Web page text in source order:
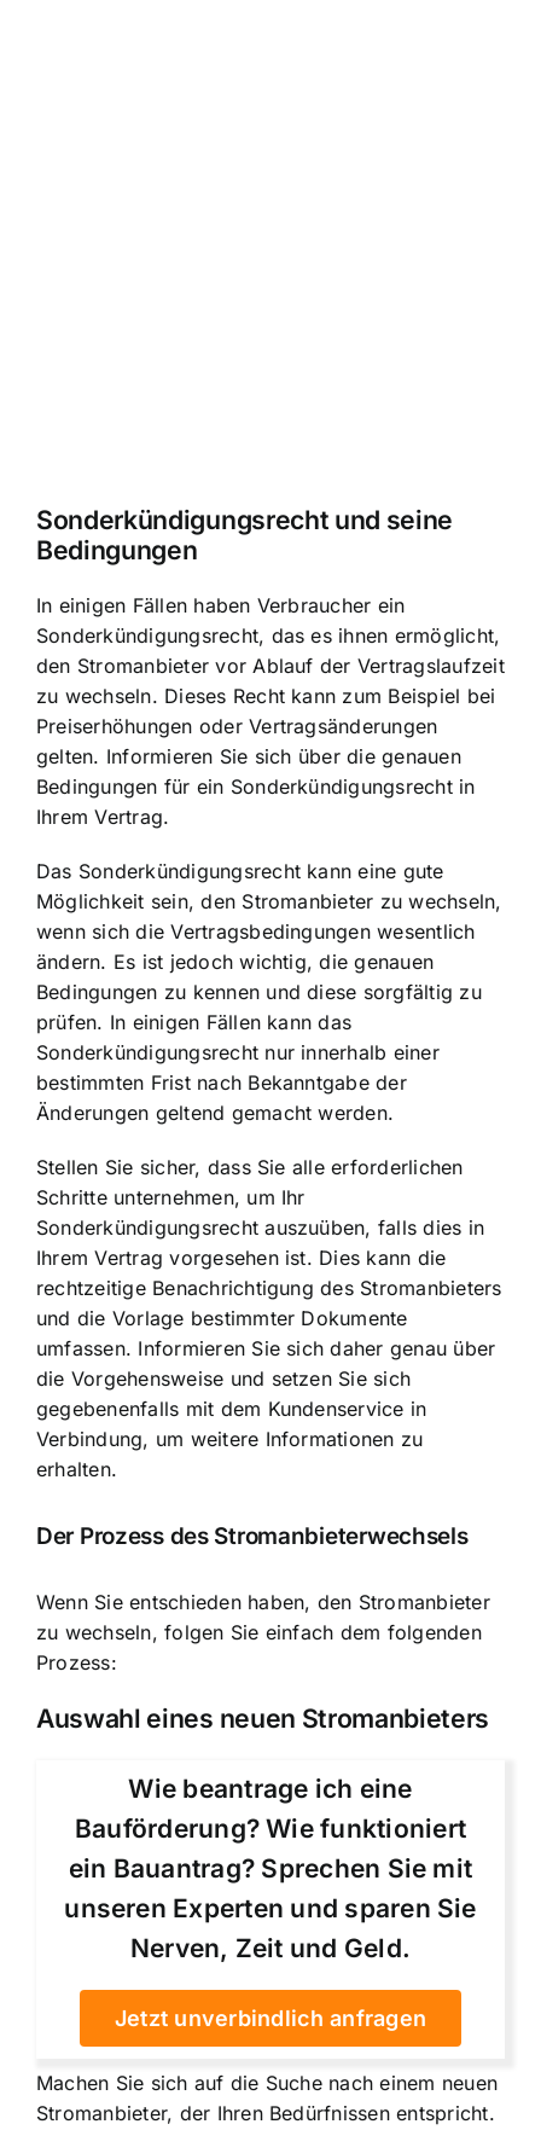
Sonderkündigungsrecht und seine
Bedingungen
In einigen Fällen haben Verbraucher ein
Sonderkündigungsrecht, das es ihnen ermöglicht,
den Stromanbieter vor Ablauf der Vertragslaufzeit
zu wechseln. Dieses Recht kann zum Beispiel bei
Preiserhöhungen oder Vertragsänderungen
gelten. Informieren Sie sich über die genauen
Bedingungen für ein Sonderkündigungsrecht in
Ihrem Vertrag.
Das Sonderkündigungsrecht kann eine gute
Möglichkeit sein, den Stromanbieter zu wechseln,
wenn sich dieVertragsbedingungen wesentlich
ändern. Es ist jedoch wichtig, die genauen
Bedingungen zu kennen und diese sorgfältig zu
prüfen. In einigen Fällen kann das
Sonderkündigungsrecht nur innerhalb einer
bestimmten Frist nach Bekanntgabe der
Änderungen geltend gemacht werden.
Stellen Sie sicher, dass Sie alle erforderlichen
Schritte unternehmen, um Ihr
Sonderkündigungsrecht auszuüben, falls dies in
Ihrem Vertrag vorgesehen ist. Dies kann die
rechtzeitige Benachrichtigung des Stromanbieters
und die Vorlage bestimmter Dokumente
umfassen. Informieren Sie sich daher genau über
die Vorgehensweise und setzen Sie sich
gegebenenfalls mit dem Kundenservice in
Verbindung, um weitere Informationen zu
erhalten.
Der Prozess des Stromanbieterwechsels
Wenn Sie entschieden haben, den Stromanbieter
zu wechseln, folgen Sie einfach dem folgenden
Prozess:
Auswahl eines neuen Stromanbieters
Wie beantrage ich eine
Bauförderung? Wie funktioniert
ein Bauantrag? Sprechen Sie mit
unseren Experten und sparen Sie
Nerven, Zeit und Geld.
Jetzt unverbindlich anfragen
Machen Sie sich auf die Suche nach einem neuen
Stromanbieter, der Ihren Bedürfnissen entspricht.